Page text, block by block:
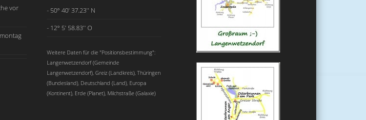
vor
- 50° 40' 37.23'' N
- 12° 5' 58.83'' O
Weitere Daten für die "Positionsbestimmung":
Langenwetzendorf (Gemeinde
Langenwetzendorf), Greiz (Landkreis), Thüringen
(Bundesland), Deutschland (Land), Europa
(Kontinent), Erde (Planet), Milchstraße (Galaxie)